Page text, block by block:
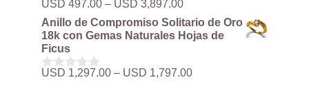
USD 3,897.00
0
d
e
5
USD 497.00 – USD 3,897.00Rango
de
precios:
desde
hasta
Anillo de Compromiso Solitario de Oro
18k con Gemas Naturales Hojas de
Ficus
0
USD 1,297.00 – USD 1,797.00Rango